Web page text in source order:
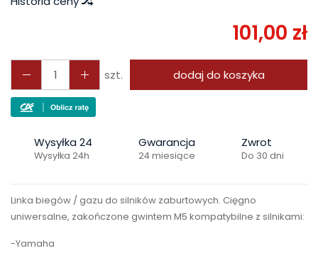
101,00 zł
szt. dodaj do koszyka
Wysyłka 24
Wysyłka 24h
Gwarancja
24 miesiące
Zwrot
Do 30 dni
Linka biegów / gazu do silników zaburtowych. Cięgno
uniwersalne, zakończone gwintem M5 kompatybilne z silnikami:
-Yamaha